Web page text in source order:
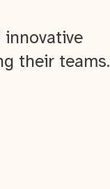
innovative
their teams.